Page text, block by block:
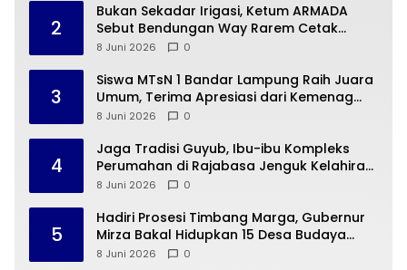
2
Bukan Sekadar Irigasi, Ketum ARMADA
Sebut Bendungan Way Rarem Cetak
Sejarah Peradaban Lampung
8 Juni 2026 0
3
Siswa MTsN 1 Bandar Lampung Raih Juara
Umum, Terima Apresiasi dari Kemenag
Kota Bandar Lampung
8 Juni 2026 0
4
Jaga Tradisi Guyub, Ibu-ibu Kompleks
Perumahan di Rajabasa Jenguk Kelahiran
Buah Hati Warga
8 Juni 2026 0
5
Hadiri Prosesi Timbang Marga, Gubernur
Mirza Bakal Hidupkan 15 Desa Budaya
Lampung
8 Juni 2026 0